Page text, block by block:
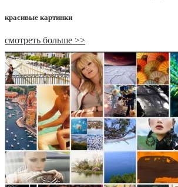
красивые картинки
смотреть больше >>